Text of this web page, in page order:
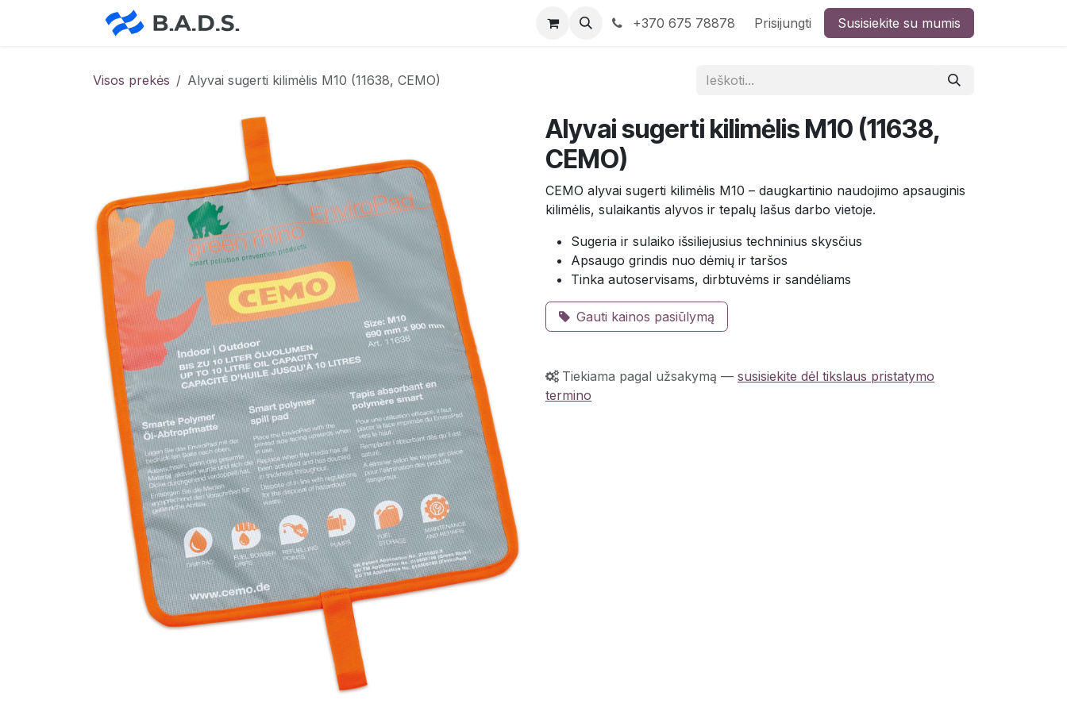
+370 675 78878 Prisijungti Susisiekite su mumis
Visos prekės Alyvai sugerti kilimėlis M10 (11638, CEMO)
Alyvai sugerti kilimėlis M10 (11638,
CEMO)
CEMO alyvai sugerti kilimėlis M10 – daugkartinio naudojimo apsauginis
kilimėlis, sulaikantis alyvos ir tepalų lašus darbo vietoje.
Sugeria ir sulaiko išsiliejusius techninius skysčius
Apsaugo grindis nuo dėmių ir taršos
Tinka autoservisams, dirbtuvėms ir sandėliams
Gauti kainos pasiūlymą
Tiekiama pagal užsakymą — susisiekite dėl tikslaus pristatymo
termino